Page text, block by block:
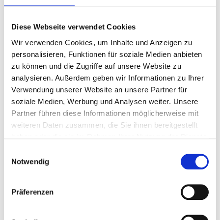
Diese Webseite verwendet Cookies
Wir verwenden Cookies, um Inhalte und Anzeigen zu
personalisieren, Funktionen für soziale Medien anbieten
zu können und die Zugriffe auf unsere Website zu
analysieren. Außerdem geben wir Informationen zu Ihrer
Verwendung unserer Website an unsere Partner für
soziale Medien, Werbung und Analysen weiter. Unsere
Partner führen diese Informationen möglicherweise mit
weiteren Daten zusammen, die Sie ihnen bereitgestellt
Notwendig
Präferenzen
Oberhausener Bürgerinnen und Bürger kostenfrei.
LAUB